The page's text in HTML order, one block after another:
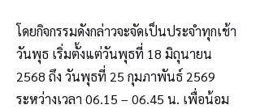
โดยกิจกรรมดังกล่าวจะจัดเป็นประจำทุกเช้า
วันพุธ เริ่มตั้งแต่วันพุธที่ 18 มิถุนายน
2568 ถึง วันพุธที่ 25 กุมภาพันธ์ 2569
ระหว่างเวลา 06.15 – 06.45 น. เพื่อน้อม